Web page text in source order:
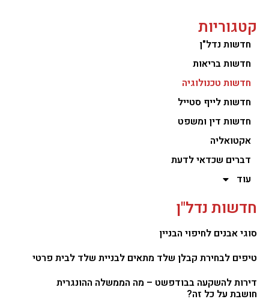
קטגוריות
חדשות נדל"ן
חדשות בריאות
חדשות טכנולוגיה
חדשות לייף סטייל
חדשות דין ומשפט
אקטואליה
דברים שכדאי לדעת
עוד
חדשות נדל"ן
סוגי אבנים לחיפוי הבניין
טיפים לבחירת קבלן שלד מתאים לבניית שלד לבית פרטי
דירות להשקעה בבודפשט – מה הממשלה ההונגרית
חושבת על כל זה?